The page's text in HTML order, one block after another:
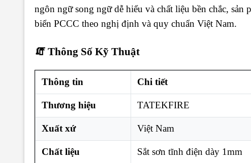
ngôn ngữ song ngữ dễ hiểu và chất liệu bền chắc, sản
biển PCCC theo nghị định và quy chuẩn Việt Nam.
🧯 Thông Số Kỹ Thuật
Thông tin Chi tiết
Thương hiệu TATEKFIRE
Xuất xứ Việt Nam
Chất liệu Sắt sơn tĩnh điện dày 1mm